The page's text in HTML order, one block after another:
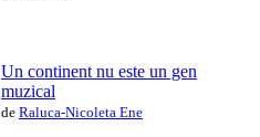
Un continent nu este un gen
muzical
de Raluca-Nicoleta Ene